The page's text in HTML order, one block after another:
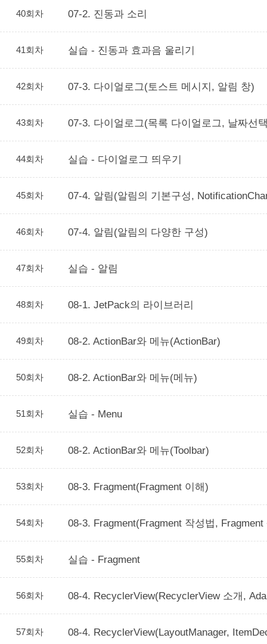
40회차 07-2. 진동과 소리
41회차 실습 - 진동과 효과음 울리기
42회차 07-3. 다이얼로그(토스트 메시지, 알림 창)
43회차 07-3. 다이얼로그(목록 다이얼로그, 날짜선
44회차 실습 - 다이얼로그 띄우기
45회차 07-4. 알림(알림의 기본구성,
46회차 07-4. 알림(알림의 다양한 구성)
47회차 실습 - 알림
48회차 08-1. JetPack의 라이브러리
49회차 08-2. ActionBar와 메뉴(ActionBar)
50회차 08-2. ActionBar와 메뉴(메뉴)
51회차 실습 - Menu
52회차 08-2. ActionBar와 메뉴(Toolbar)
53회차 08-3. Fragment(Fragment 이해)
54회차 08-3. Fragment(Fragment 작성법,
55회차 실습 - Fragment
56회차 08-4. RecyclerView(RecyclerView 소개,
57회차 08-4. RecyclerView(LayoutManager,